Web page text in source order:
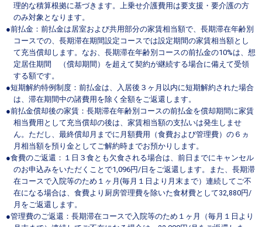
理的な積算根拠に基づきます。上乗せ介護費用は要支援・要介護の方
のみ対象となります。
●前払金：前払金は居室および共用部分の家賃相当額で、長期滞在年齢別
コースでの、長期滞在期間設定コースでは設定期間の家賃相当額とし
て充当償却します。なお、長期滞在年齢別コースの前払金の10%は、想
定居住期間 （償却期間）を超えて契約が継続する場合に備えて受領
する額です。
●短期解約特例制度：前払金は、入居後３ヶ月以内に短期解約された場合
は、滞在期間中の諸費用を除く全額をご返還します。
●前払金償却後の家賃：長期滞在年齢別コースの前払金を償却期間に家賃
相当費用として充当償却の後は、家賃相当額の支払いは発生しませ
ん。ただし、最終償却月までに月額費用（食費および管理費）の６ヵ
月相当額を預り金としてご解約時までお預かりします。
●食費のご返還：１日３食とも欠食される場合は、前日までにキャンセル
のお申込みをいただくことで1,096円/日をご返還します。また、長期滞
在コースで入院等のため１ヶ月(毎月１日より月末まで）連続してご不
在になる場合は、食費より厨房管理費を除いた食材費として32,880円/
月をご返還します。
●管理費のご返還：長期滞在コースで入院等のため１ヶ月（毎月１日より